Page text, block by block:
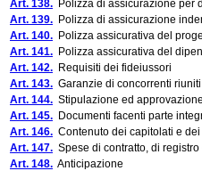
Art. 138. Polizza di assicurazione per
Art. 139. Polizza di assicurazione
Art. 140. Polizza assicurativa del
Art. 141. Polizza assicurativa del
Art. 142. Requisiti dei fideiussori
Art. 143. Garanzie di concorrenti riuniti
Art. 144. Stipulazione ed
Art. 145. Documenti facenti parte
Art. 146. Contenuto dei capitolati e dei
Art. 147. Spese di contratto, di
Art. 148. Anticipazione